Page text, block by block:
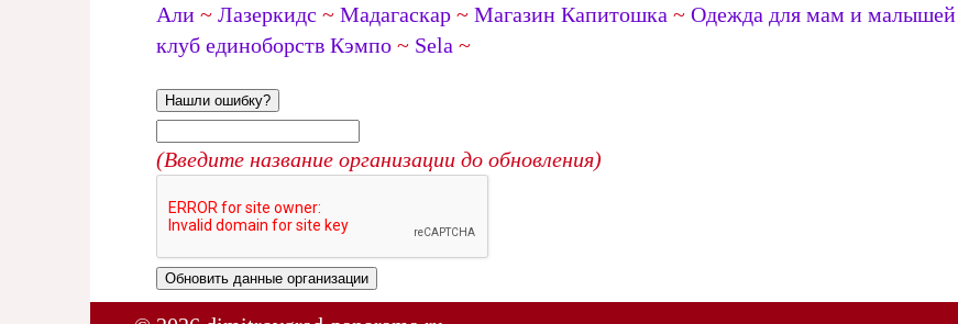
Али ~ Лазеркидс ~ Мадагаскар ~ Магазин Капитошка ~ Одежда для мам и малышей
клуб единоборств Кэмпо ~ Sela ~
Нашли ошибку?
(Введите название организации до обновления)
Обновить данные организации